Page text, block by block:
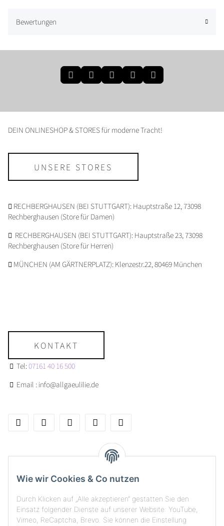
Bewertungen
DEIN ONLINESHOP & STORES für moderne Tracht!
UNSERE STORES
RECHBERGHAUSEN (BEI STUTTGART): Hauptstraße 12, 73098
Rechberghausen (Store für Damen)
RECHBERGHAUSEN (BEI STUTTGART): Hauptstraße 23, 73098
Rechberghausen (Store für Herren)
MÜNCHEN (AM GÄRTNERPLATZ): Klenzestr.22, 80469 München
KONTAKT
Tel: 07161 40 16 500
Email : info@allgaeulilie.de
Versand, Rückgabe & Zahlungsarten
Wie wir Cookies & Co nutzen
Durch Klicken auf „Alle akzeptieren“ gestatten Sie den
Einsatz folgender Dienste auf unserer Website: YouTube,
Vimeo, ReCaptcha, Brevo. Sie können die Einstellung